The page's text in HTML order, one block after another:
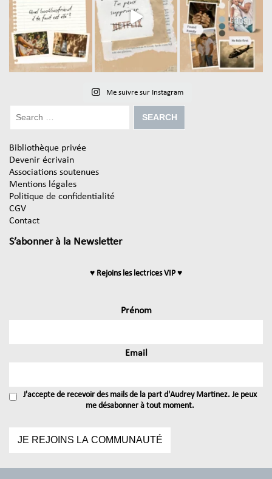
Me suivre sur Instagram
Bibliothèque privée
Devenir écrivain
Associations soutenues
Mentions légales
Politique de confidentialité
CGV
Contact
S’abonner à la Newsletter
♥ Rejoins les lectrices VIP ♥
Prénom
Email
J'accepte de recevoir des mails de la part d'Audrey Martinez. Je peux
me désabonner à tout moment.